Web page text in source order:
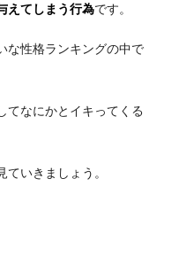
えてしまう行為です。
な性格ランキングの中で
てなにかとイキってくる
いきましょう。